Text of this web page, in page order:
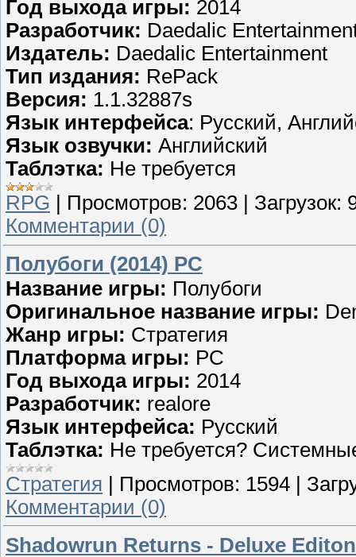
Год выхода игры: 2014
Разработчик: Daedalic
Издатель: Daedalic Entertainment
Тип издания: RePack
Версия: 1.1.32887s
Язык интерфейса: Русский,
Язык озвучки: Английский
Таблэтка: Не требуется
RPG
Просмотров: 2063 Загрузок:
Комментарии (0)
Полубоги (2014) PC
Название игры: Полубоги
Оригинальное название игры:
Жанр игры: Стратегия
Платформа игры: PC
Год выхода игры: 2014
Разработчик: realore
Язык интерфейса: Русский
Таблэтка: Не требуется?
Стратегия
Просмотров: 1594
Комментарии (0)
Shadowrun Returns - Deluxe